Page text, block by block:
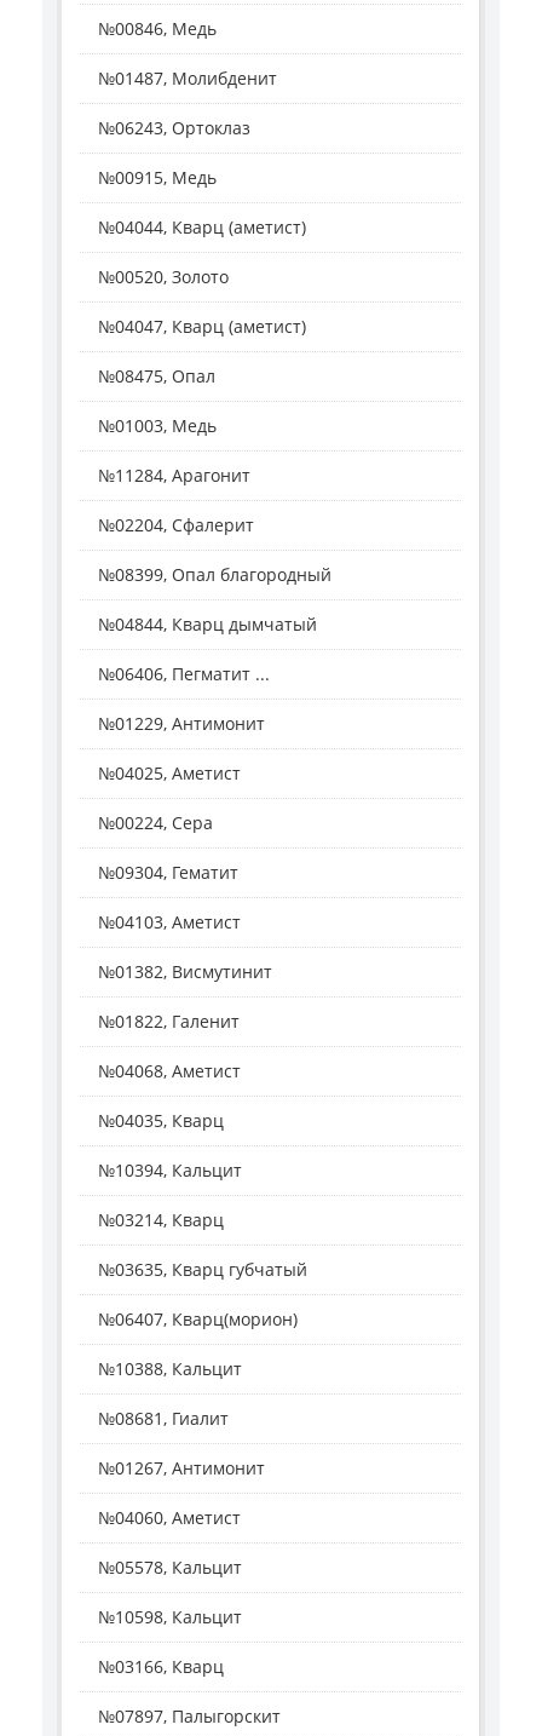
№00846, Медь
№01487, Молибденит
№06243, Ортоклаз
№00915, Медь
№04044, Кварц (аметист)
№00520, Золото
№04047, Кварц (аметист)
№08475, Опал
№01003, Медь
№11284, Арагонит
№02204, Сфалерит
№08399, Опал благородный
№04844, Кварц дымчатый
№06406, Пегматит ...
№01229, Антимонит
№04025, Аметист
№00224, Сера
№09304, Гематит
№04103, Аметист
№01382, Висмутинит
№01822, Галенит
№04068, Аметист
№04035, Кварц
№10394, Кальцит
№03214, Кварц
№03635, Кварц губчатый
№06407, Кварц(морион)
№10388, Кальцит
№08681, Гиалит
№01267, Антимонит
№04060, Аметист
№05578, Кальцит
№10598, Кальцит
№03166, Кварц
№07897, Палыгорскит